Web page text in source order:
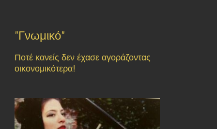
"Γνωμικό"
Ποτέ κανείς δεν έχασε αγοράζοντας
οικονομικότερα!